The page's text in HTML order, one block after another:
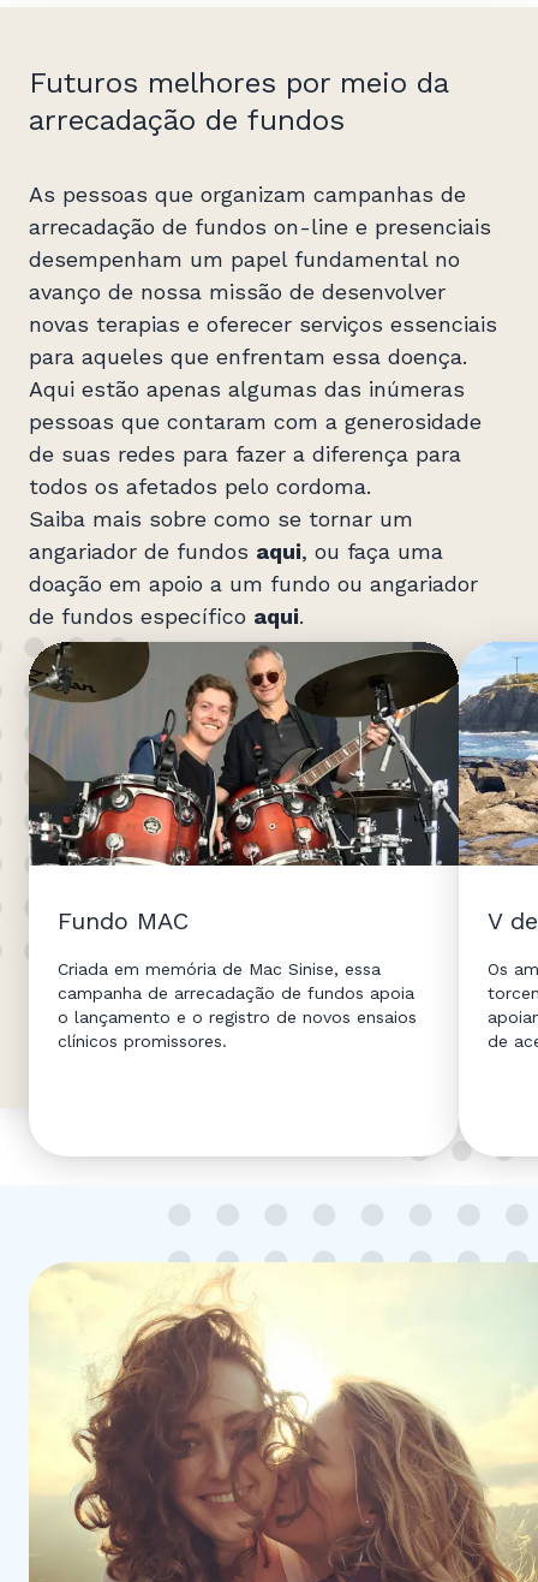
Futuros melhores por meio da
arrecadação de fundos
As pessoas que organizam campanhas de
arrecadação de fundos on-line e presenciais
desempenham um papel fundamental no
avanço de nossa missão de desenvolver
novas terapias e oferecer serviços essenciais
para aqueles que enfrentam essa doença.
Aqui estão apenas algumas das inúmeras
pessoas que contaram com a generosidade
de suas redes para fazer a diferença para
todos os afetados pelo cordoma.
Saiba mais sobre como se tornar um
angariador de fundos aqui, ou faça uma
doação em apoio a um fundo ou angariador
de fundos específico aqui.
Fundo MAC
Criada em memória de Mac Sinise, essa
campanha de arrecadação de fundos apoia
o lançamento e o registro de novos ensaios
clínicos promissores.
V
Os
de